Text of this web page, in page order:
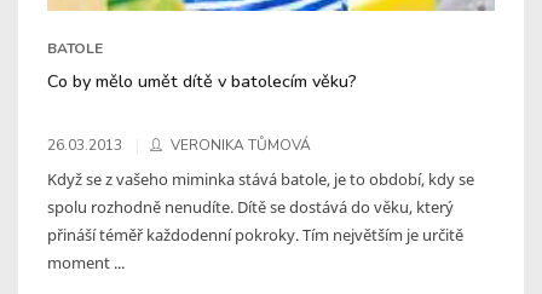
BATOLE
Co by mělo umět dítě v batolecím věku?
26.03.2013 VERONIKA TŮMOVÁ
Když se z vašeho miminka stává batole, je to období, kdy se
spolu rozhodně nenudíte. Dítě se dostává do věku, který
přináší téměř každodenní pokroky. Tím největším je určitě
moment ...